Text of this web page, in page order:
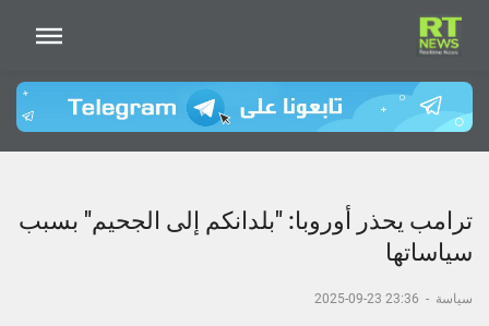
ترامب يحذر أوروبا: "بلدانكم إلى الجحيم" بسبب
سياساتها
سياسة -
23:36 23-09-2025